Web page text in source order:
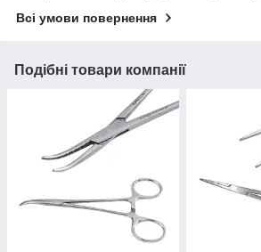
Всі умови повернення
Подібні товари компанії